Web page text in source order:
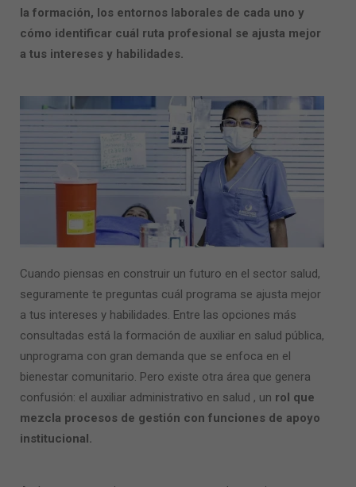
la formación, los entornos laborales de cada uno y
cómo identificar cuál ruta profesional se ajusta mejor
a tus intereses y habilidades.
Cuando piensas en construir un futuro en el sector salud,
seguramente te preguntas cuál programa se ajusta mejor
a tus intereses y habilidades. Entre las opciones más
consultadas está la formación de auxiliar en salud pública,
unprograma con gran demanda que se enfoca en el
bienestar comunitario. Pero existe otra área que genera
confusión: el auxiliar administrativo en salud , un rol que
mezcla procesos de gestión con funciones de apoyo
institucional.